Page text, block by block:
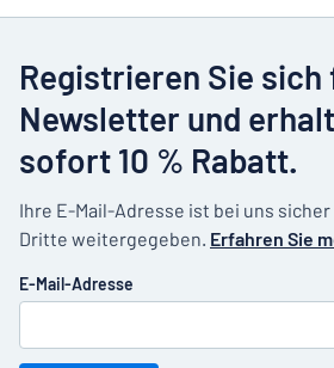
Registrieren Sie
Newsletter und
sofort 10 % Rabatt.
Ihre E-Mail-Adresse ist bei uns
Dritte weitergegeben. Erfahren Sie
E-Mail-Adresse